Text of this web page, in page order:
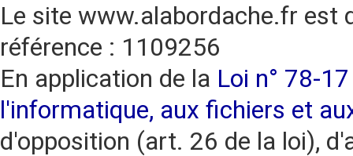
Le site www.alabordache.fr est
référence : 1109256
En application de la Loi n° 78-
l'informatique, aux fichiers et
d'opposition (art. 26 de la loi),